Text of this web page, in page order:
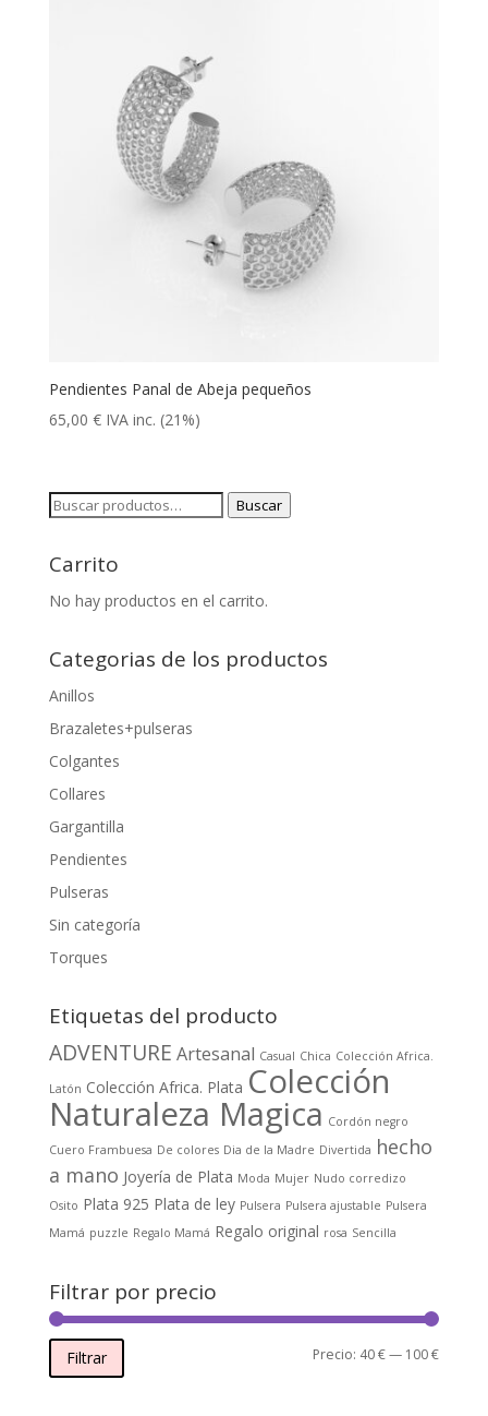
Pendientes Panal de Abeja pequeños
65,00 € IVA inc. (21%)
Buscar
Buscar
Carrito
No hay productos en el carrito.
Categorias de los productos
Anillos
Brazaletes+pulseras
Colgantes
Collares
Gargantilla
Pendientes
Pulseras
Sin categoría
Torques
Etiquetas del producto
ADVENTURE Artesanal Casual Chica Colección Africa.
Latón Colección Africa. Plata Colección
Naturaleza Magica Cordón negro
Cuero Frambuesa De colores Dia de la Madre Divertida hecho
a mano Joyería de Plata Moda Mujer Nudo corredizo
Osito Plata 925 Plata de ley Pulsera Pulsera ajustable Pulsera
Mamá puzzle Regalo Mamá Regalo original rosa Sencilla
Filtrar por precio
Precio
Precio
Filtrar Precio: 40 €— 100 €